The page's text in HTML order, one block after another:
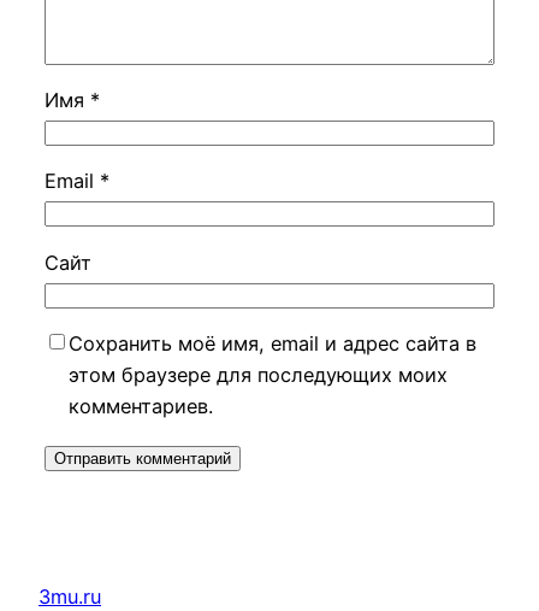
Имя *
Email *
Сайт
Сохранить моё имя, email и адрес сайта в
этом браузере для последующих моих
комментариев.
3mu.ru